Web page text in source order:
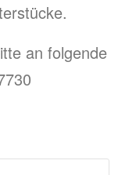
an folgende